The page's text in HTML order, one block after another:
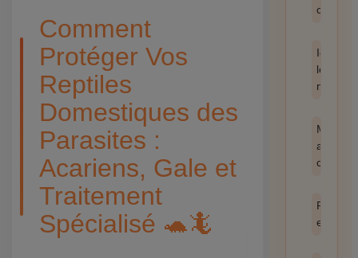
Comment
Protéger Vos
Reptiles
Domestiques des
Parasites :
Acariens, Gale et
Traitement
Spécialisé 🐢🦎
les
anti-
cafards
et